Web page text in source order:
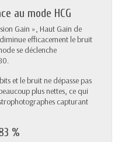
au mode HCG
Gain », Haut Gain de
efficacement le bruit
se déclenche
et le bruit ne dépasse pas
plus nettes, ce qui
capturant
%